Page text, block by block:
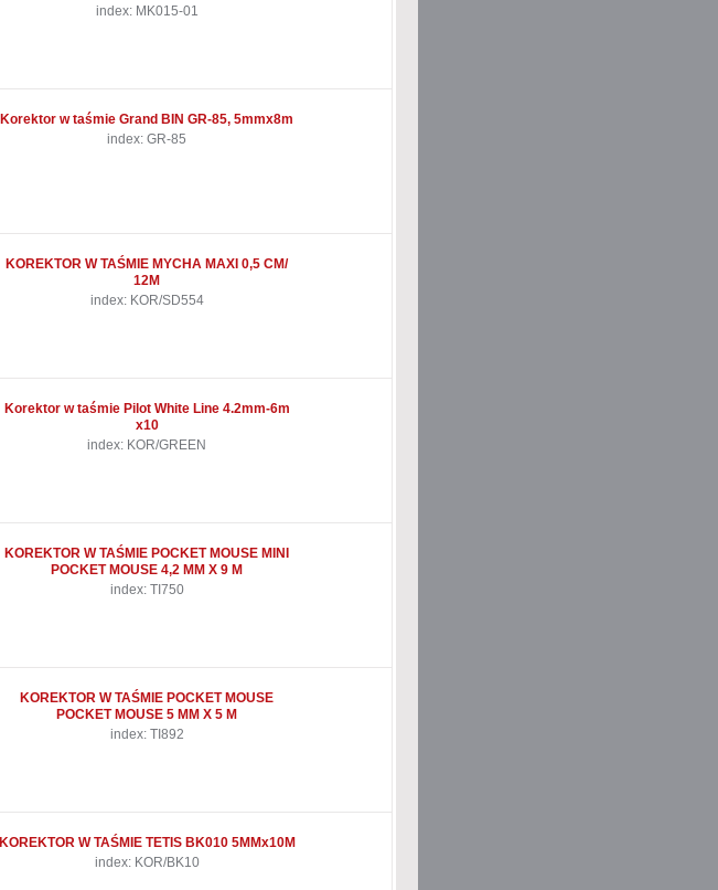
index: MK015-01
Korektor w taśmie Grand BIN GR-85, 5mmx8m
index: GR-85
KOREKTOR W TAŚMIE MYCHA MAXI 0,5 CM/
12M
index: KOR/SD554
Korektor w taśmie Pilot White Line 4.2mm-6m
x10
index: KOR/GREEN
KOREKTOR W TAŚMIE POCKET MOUSE MINI
POCKET MOUSE 4,2 MM X 9 M
index: TI750
KOREKTOR W TAŚMIE POCKET MOUSE
POCKET MOUSE 5 MM X 5 M
index: TI892
KOREKTOR W TAŚMIE TETIS BK010 5MMx10M
index: KOR/BK10